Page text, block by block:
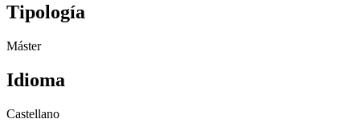
Tipología
Máster
Idioma
Castellano